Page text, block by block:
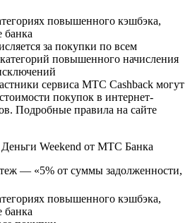
повышенного кэшбэка,
банка
за покупки по всем
повышенного начисления
сервиса МТС Cashback могут
покупок в интернет-
Подробные правила на сайте
— «5% от суммы задолженности,
повышенного кэшбэка,
банка